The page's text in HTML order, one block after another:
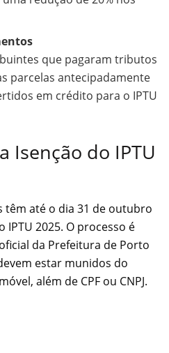
que pagaram tributos
parcelas antecipadamente
em crédito para o IPTU
Isenção do IPTU
têm até o dia 31 de outubro
2025. O processo é
da Prefeitura de Porto
estar munidos do
além de CPF ou CNPJ.